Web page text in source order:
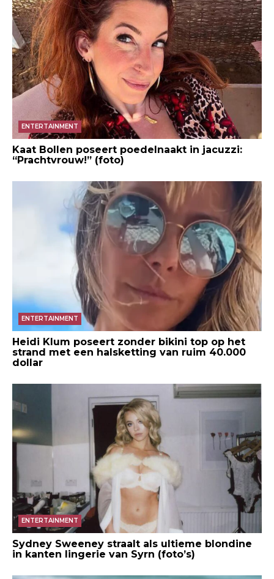
ENTERTAINMENT
Kaat Bollen poseert poedelnaakt in jacuzzi:
“Prachtvrouw!” (foto)
ENTERTAINMENT
Heidi Klum poseert zonder bikini top op het
strand met een halsketting van ruim 40.000
dollar
ENTERTAINMENT
Sydney Sweeney straalt als ultieme blondine
in kanten lingerie van Syrn (foto’s)